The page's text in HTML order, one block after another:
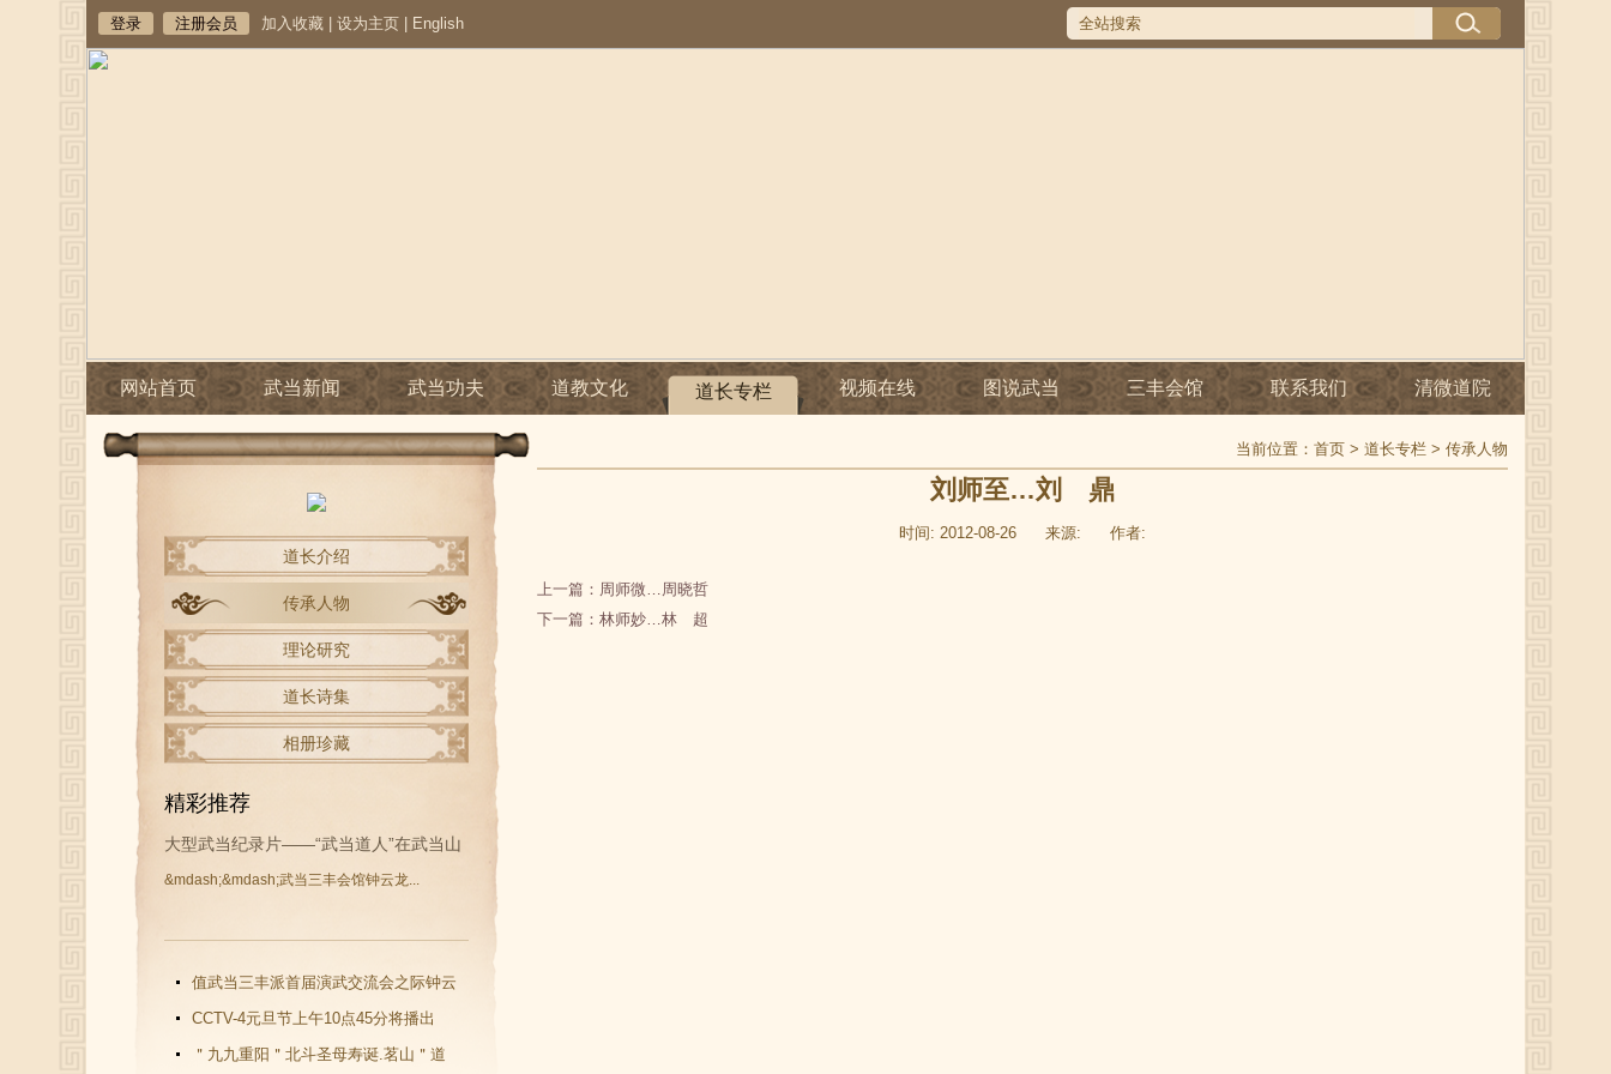
登录 注册会员 加入收藏 设为主页 English
网站首页 武当新闻 武当功夫 道教文化 道长专栏 视频在线 图说武当 三丰会馆 联系我们 清微道院
道长介绍
传承人物
理论研究
道长诗集
相册珍藏
精彩推荐
大型武当纪录片——“武当道人”在武当山
&mdash;&mdash;武当三丰会馆钟云龙...
值武当三丰派首届演武交流会之际钟云
龙道长再收新徒
CCTV-4元旦节上午10点45分将播出
《武当功夫传人 钟云龙》纪录片
＂九九重阳＂北斗圣母寿诞.茗山＂道
当前位置： 首页 > 道长专栏 > 传承人物
刘师至…刘 鼎
时间: 2012-08-26 来源: 作者:
上一篇： 周师微…周晓哲
下一篇： 林师妙…林 超